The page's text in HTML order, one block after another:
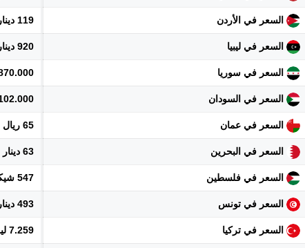
السعر في الأردن 119 دينار
السعر في ليبيا 920 دينار
السعر في سوريا 1.870.000
السعر في السودان 102.000
السعر في عمان 65 ريال
السعر في البحرين 63 دينار
السعر في فلسطين 547 شيكل
السعر في تونس 493 دينار
السعر في تركيا 7.259 ليرة